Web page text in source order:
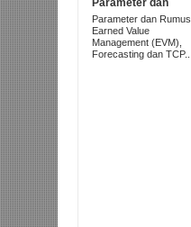
Parameter dan
Rumus Earned
Value Management
(EVM), Forecasting
dan TCPI
Parameter dan Rumus
Earned Value
Management (EVM),
Forecasting dan TCP...